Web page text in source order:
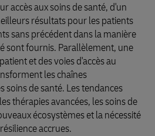
accès aux soins de santé, d'un
résultats pour les patients
sans précédent dans la manière
sont fournis. Parallèlement, une
et des voies d'accès au
les chaînes
de santé. Les tendances
thérapies avancées, les soins de
écosystèmes et la nécessité
accrues.